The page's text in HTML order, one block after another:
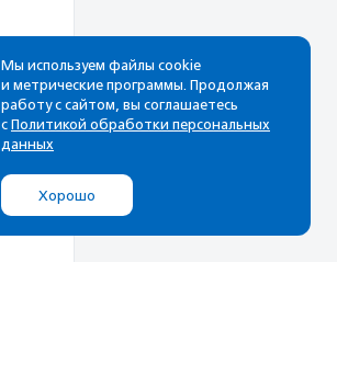
Мы используем файлы cookie
и метрические программы. Продолжая
работу с сайтом, вы соглашаетесь
с Политикой обработки персональных
данных
Хорошо